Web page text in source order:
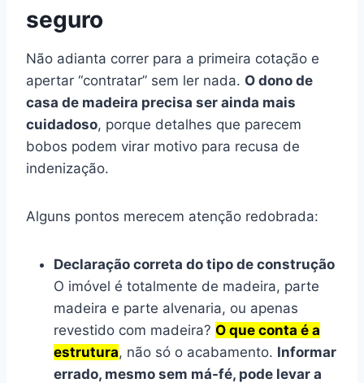
seguro
Não adianta correr para a primeira cotação e
apertar “contratar” sem ler nada. O dono de
casa de madeira precisa ser ainda mais
cuidadoso, porque detalhes que parecem
bobos podem virar motivo para recusa de
indenização.
Alguns pontos merecem atenção redobrada:
Declaração correta do tipo de construção
O imóvel é totalmente de madeira, parte
madeira e parte alvenaria, ou apenas
revestido com madeira? O que conta é a
estrutura, não só o acabamento. Informar
errado, mesmo sem má-fé, pode levar a